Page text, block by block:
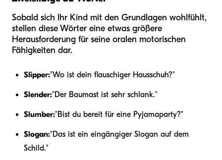
Sobald sich Ihr Kind mit den Grundlagen wohlfühlt,
stellen diese Wörter eine etwas größere
Herausforderung für seine oralen motorischen
Fähigkeiten dar.
Slipper:"Wo ist dein flauschiger Hausschuh?"
Slender:"Der Baumast ist sehr schlank."
Slumber:"Bist du bereit für eine Pyjamaparty?"
Slogan:"Das ist ein eingängiger Slogan auf dem
Schild."